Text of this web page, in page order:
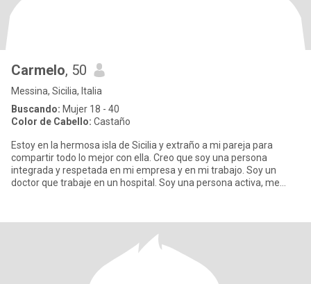
Carmelo, 50
Messina, Sicilia, Italia
Buscando: Mujer 18 - 40
Color de Cabello: Castaño
Estoy en la hermosa isla de Sicilia y extraño a mi pareja para
compartir todo lo mejor con ella. Creo que soy una persona
integrada y respetada en mi empresa y en mi trabajo. Soy un
doctor que trabaje en un hospital. Soy una persona activa, me